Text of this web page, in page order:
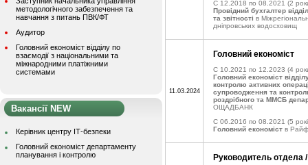
методологічного забезпечення та
навчання з питань ПВК/ФТ
Аудитор
Головний економіст відділу по
взаємодії з національними та
міжнародними платіжними
системами
Вакансії NEW
Керівник центру ІТ-безпеки
Головний економіст департаменту
планування і контролю
C 12.2018 по 08.2021 (2
Провідний бухгалтер
та звітності в
дніпровських водосховищ
11.03.2024
Головний економіст
C 10.2021 по 12.2023 (4
Головний економіст
контролю активних
супроводження та
роздрібного та ММСБ
ОЩАДБАНК
C 06.2016 по 08.2021 (5
Головний економіст в
Руководитель отдела